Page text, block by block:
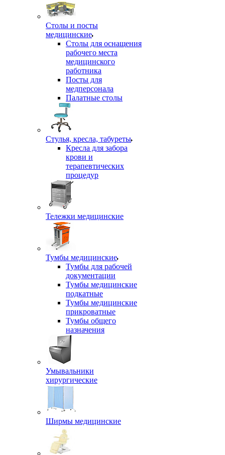
Столы и посты
медицинские
Столы для оснащения
рабочего места
медицинского
работника
Посты для
медперсонала
Палатные столы
Стулья, кресла, табуреты
Кресла для забора
крови и
терапевтических
процедур
Тележки медицинские
Тумбы медицинские
Тумбы для рабочей
документации
Тумбы медицинские
подкатные
Тумбы медицинские
прикроватные
Тумбы общего
назначения
Умывальники
хирургические
Ширмы медицинские